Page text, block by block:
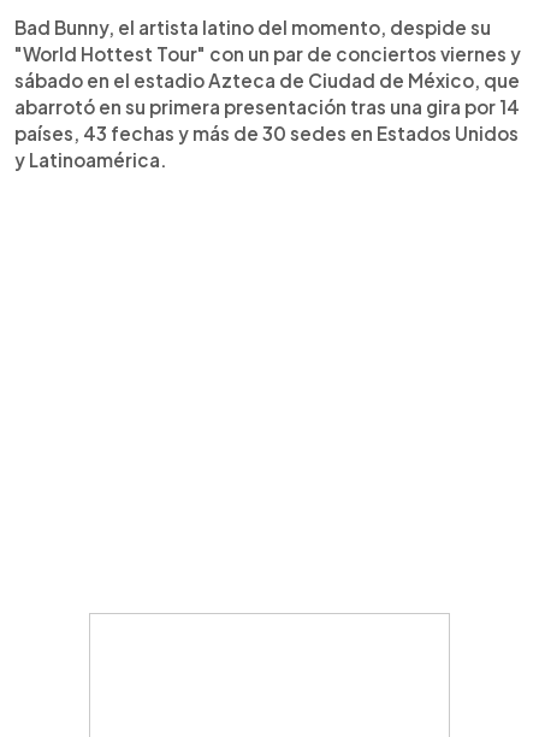
Bad Bunny, el artista latino del momento, despide su
"World Hottest Tour" con un par de conciertos viernes y
sábado en el estadio Azteca de Ciudad de México, que
abarrotó en su primera presentación tras una gira por 14
países, 43 fechas y más de 30 sedes en Estados Unidos
y Latinoamérica.